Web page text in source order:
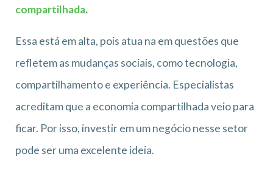
compartilhada.
Essa está em alta, pois atua na em questões que
refletem as mudanças sociais, como tecnologia,
compartilhamento e experiência. Especialistas
acreditam que a economia compartilhada veio para
ficar. Por isso, investir em um negócio nesse setor
pode ser uma excelente ideia.